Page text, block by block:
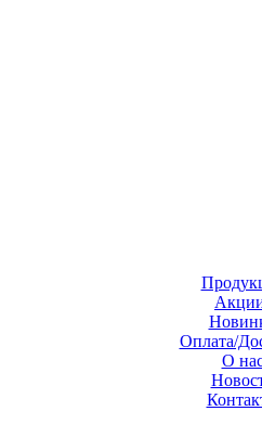
Оплата/
О